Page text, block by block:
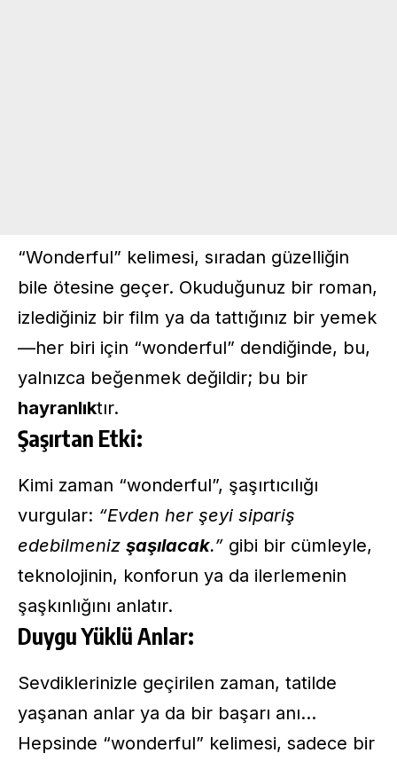
“Wonderful” kelimesi, sıradan güzelliğin
bile ötesine geçer. Okuduğunuz bir roman,
izlediğiniz bir film ya da tattığınız bir yemek
—her biri için “wonderful” dendiğinde, bu,
yalnızca beğenmek değildir; bu bir
hayranlıktır.
Şaşırtan Etki:
Kimi zaman “wonderful”, şaşırtıcılığı
vurgular: “Evden her şeyi sipariş
edebilmeniz şaşılacak.” gibi bir cümleyle,
teknolojinin, konforun ya da ilerlemenin
şaşkınlığını anlatır.
Duygu Yüklü Anlar:
Sevdiklerinizle geçirilen zaman, tatilde
yaşanan anlar ya da bir başarı anı…
Hepsinde “wonderful” kelimesi, sadece bir